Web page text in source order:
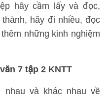
hãy cầm lấy và đọc,
hãy đi nhiều, đọc
những kinh nghiệm
7 tập 2 KNTT
nhau và khác nhau về